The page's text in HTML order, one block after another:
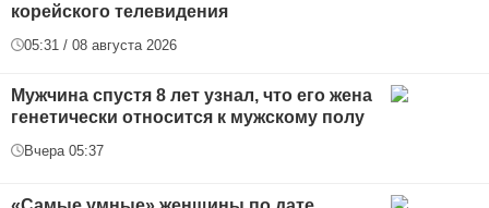
корейского телевидения
05:31 / 08 августа 2026
Мужчина спустя 8 лет узнал, что его жена
генетически относится к мужскому полу
Вчера 05:37